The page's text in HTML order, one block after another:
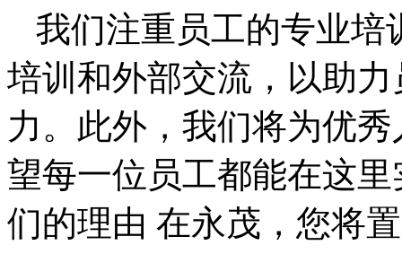
我们注重员工的专业培
培训和外部交流，以助
力。此外，我们将为优
望每一位员工都能在这
们的理由 在永茂，您将